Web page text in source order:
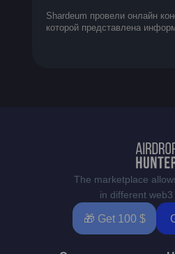
Shardeum провели онлайн
которой представлена
The marketplace
in different web3
🎁 Get 100 $